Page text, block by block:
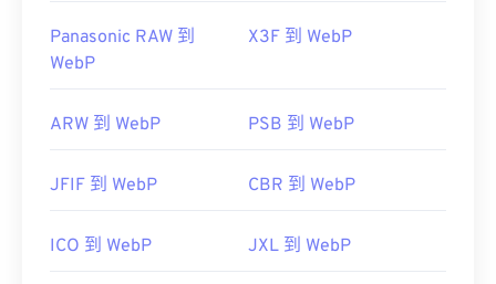
Panasonic RAW 到
WebP
X3F 到 WebP
ARW 到 WebP PSB 到 WebP
JFIF 到 WebP CBR 到 WebP
ICO 到 WebP JXL 到 WebP